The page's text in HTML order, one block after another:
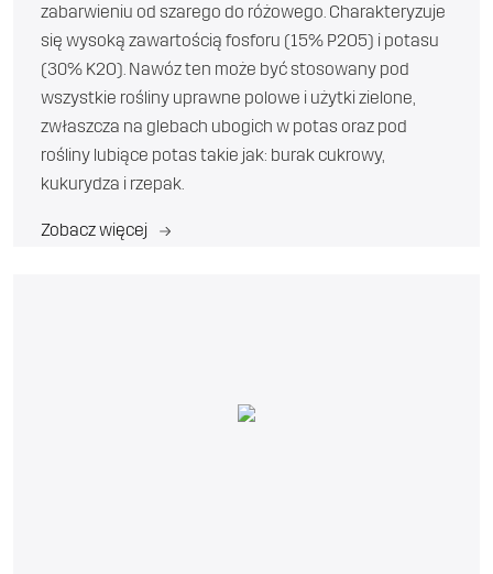
zabarwieniu od szarego do różowego. Charakteryzuje
się wysoką zawartością fosforu (15% P2O5) i potasu
(30% K2O). Nawóz ten może być stosowany pod
wszystkie rośliny uprawne polowe i użytki zielone,
zwłaszcza na glebach ubogich w potas oraz pod
rośliny lubiące potas takie jak: burak cukrowy,
kukurydza i rzepak.
Zobacz więcej